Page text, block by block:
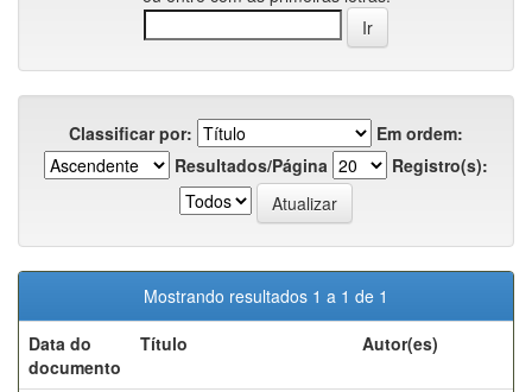
Classificar por:
Em ordem:
Resultados/Página
Registro(s):
Mostrando resultados 1 a 1 de 1
Data do
documento
Título Autor(es)